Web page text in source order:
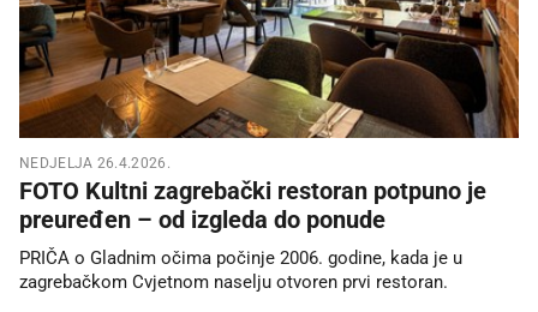
NEDJELJA 26.4.2026.
FOTO Kultni zagrebački restoran potpuno je
preuređen – od izgleda do ponude
PRIČA o Gladnim očima počinje 2006. godine, kada je u
zagrebačkom Cvjetnom naselju otvoren prvi restoran.